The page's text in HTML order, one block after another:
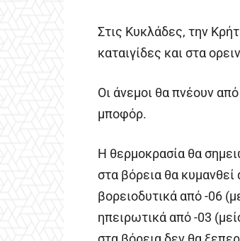
Στις Κυκλάδες, την
καταιγίδες και στα
Οι άνεμοι θα πνέουν
μποφόρ.
Η θερμοκρασία θα
στα βόρεια θα
βορειοδυτικά από -06
ηπειρωτικά από -03